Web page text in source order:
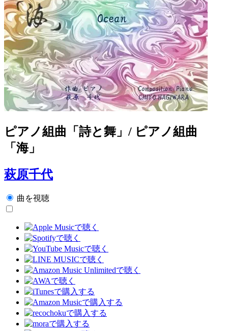
ピアノ組曲「詩と舞」/ ピアノ組曲
「海」
萩原千代
曲を視聴